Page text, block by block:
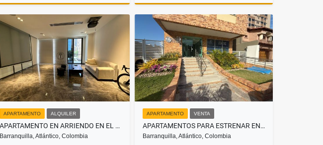
Alquiler
$1.600.000
Venta
$390.000.000
APARTAMENTO ALQUILER
APARTAMENTO EN ARRIENDO EN EL GOLF
Barranquilla, Atlántico, Colombia
APARTAMENTO VENTA
APARTAMENTOS PARA ESTRENAR EN EL SECTOR ANDALUCÍA
Barranquilla, Atlántico, Colombia